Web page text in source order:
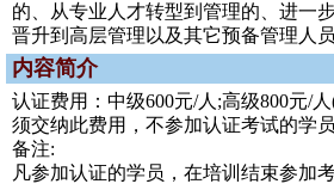
的、从专业人才转型到管理的、进一
晋升到高层管理以及其它预备管理人员
内容简介
认证费用：中级600元/人;高级800元/
须交纳此费用，不参加认证考试的学
备注:
凡参加认证的学员，在培训结束参加